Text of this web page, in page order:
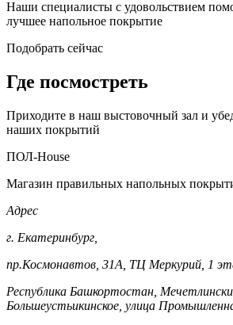
Наши специалисты с удовольствием
лучшее напольное покрытие
Подобрать сейчас
Где посмостреть
Приходите в наш выстовочный зал и
наших покрытий
ПОЛ-House
Магазин правильных напольных
Адрес
г. Екатеринбург,
пр.Космонавтов, 31А, ТЦ Меркурий, 1
Республика Башкортостан,
Большеустьикинское, улица